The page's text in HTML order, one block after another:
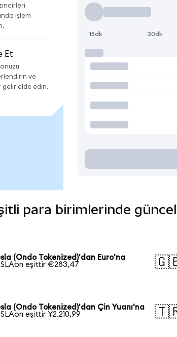
işlem
Et
ve
gelir elde edin.
15dk 30dk
para birimlerinde
(Ondo Tokenized)'dan Euro'na
eşittir €283,47
(Ondo Tokenized)'dan Çin Yuanı'na
eşittir ¥2.210,99